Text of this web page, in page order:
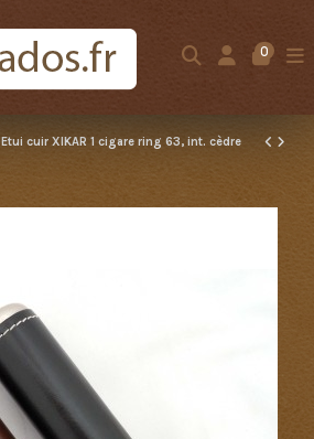
0
Etui cuir XIKAR 1 cigare ring 63, int. cèdre